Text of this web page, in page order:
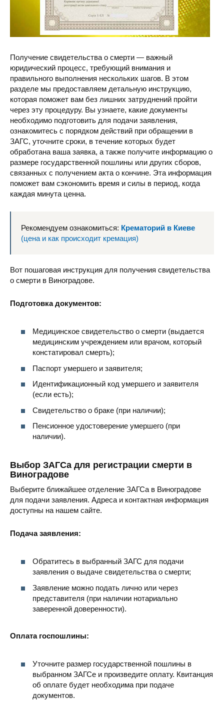
Получение свидетельства о смерти — важный
юридический процесс, требующий внимания и
правильного выполнения нескольких шагов. В этом
разделе мы предоставляем детальную инструкцию,
которая поможет вам без лишних затруднений пройти
через эту процедуру. Вы узнаете, какие документы
необходимо подготовить для подачи заявления,
ознакомитесь с порядком действий при обращении в
ЗАГС, уточните сроки, в течение которых будет
обработана ваша заявка, а также получите информацию о
размере государственной пошлины или других сборов,
связанных с получением акта о кончине. Эта информация
поможет вам сэкономить время и силы в период, когда
каждая минута ценна.
Рекомендуем ознакомиться: Крематорий в Киеве
(цена и как происходит кремация)
Вот пошаговая инструкция для получения свидетельства
о смерти в Виноградове.
Подготовка документов:
Медицинское свидетельство о смерти (выдается
медицинским учреждением или врачом, который
констатировал смерть);
Паспорт умершего и заявителя;
Идентификационный код умершего и заявителя
(если есть);
Свидетельство о браке (при наличии);
Пенсионное удостоверение умершего (при
наличии).
Выбор ЗАГСа для регистрации смерти в
Виноградове
Выберите ближайшее отделение ЗАГСа в Виноградове
для подачи заявления. Адреса и контактная информация
доступны на нашем сайте.
Подача заявления:
Обратитесь в выбранный ЗАГС для подачи
заявления о выдаче свидетельства о смерти;
Заявление можно подать лично или через
представителя (при наличии нотариально
заверенной доверенности).
Оплата госпошлины:
Уточните размер государственной пошлины в
выбранном ЗАГСе и произведите оплату. Квитанция
об оплате будет необходима при подаче
документов.